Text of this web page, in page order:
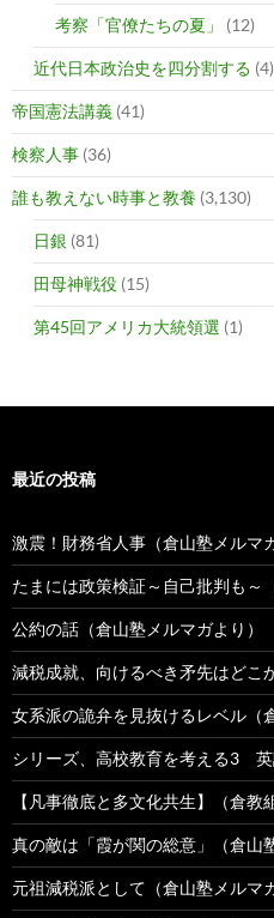
考察「官僚たちの夏」 (12)
近代日本政治史を四分割する (4)
帝国憲法講義 (41)
検察人事 (36)
誰も教えない時事と教養 (3,130)
日銀 (81)
田母神戦役 (15)
第45回アメリカ大統領選 (1)
最近の投稿
激震！財務省人事（倉山塾メルマ
たまには政策検証～自己批判も～
公約の話（倉山塾メルマガより）
減税成就、向けるべき矛先はどこ
女系派の詭弁を見抜けるレベル（
シリーズ、高校教育を考える3 英
【凡事徹底と多文化共生】（倉教
真の敵は「霞が関の総意」（倉山
元祖減税派として（倉山塾メルマ